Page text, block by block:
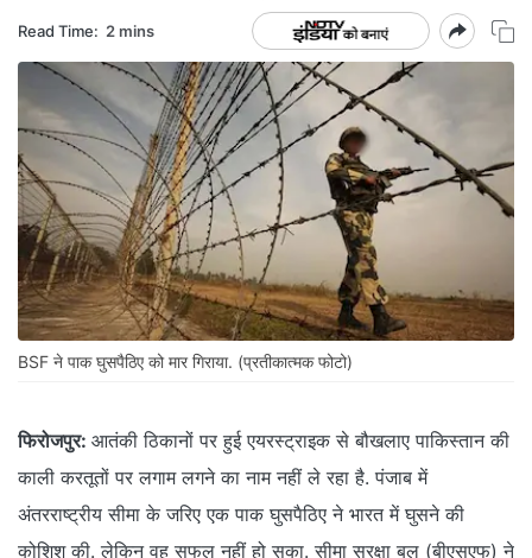
Read Time: 2 mins
BSF ने पाक घुसपैठिए को मार गिराया. (प्रतीकात्मक फोटो)
फिरोजपुर: आतंकी ठिकानों पर हुई एयरस्ट्राइक से बौखलाए पाकिस्तान की
काली करतूतों पर लगाम लगने का नाम नहीं ले रहा है. पंजाब में
अंतरराष्ट्रीय सीमा के जरिए एक पाक घुसपैठिए ने भारत में घुसने की
कोशिश की. लेकिन वह सफल नहीं हो सका. सीमा सुरक्षा बल (बीएसएफ) ने